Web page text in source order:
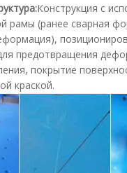
:Конструкция с
рамы (ранее сварная
предотвращения
покрытие
краской.